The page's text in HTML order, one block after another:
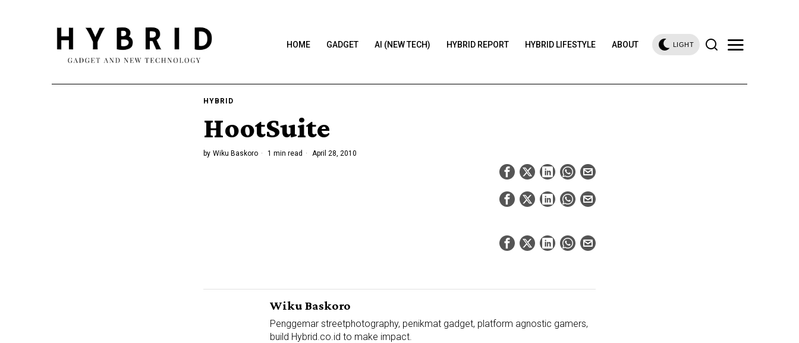
HOME GADGET AI (NEW TECH) HYBRID REPORT HYBRID LIFESTYLE ABOUT LIGHT
HYBRID
HootSuite
by Wiku Baskoro 1 min read April 28, 2010
Wiku Baskoro
Penggemar streetphotography, penikmat gadget, platform agnostic gamers,
build Hybrid.co.id to make impact.